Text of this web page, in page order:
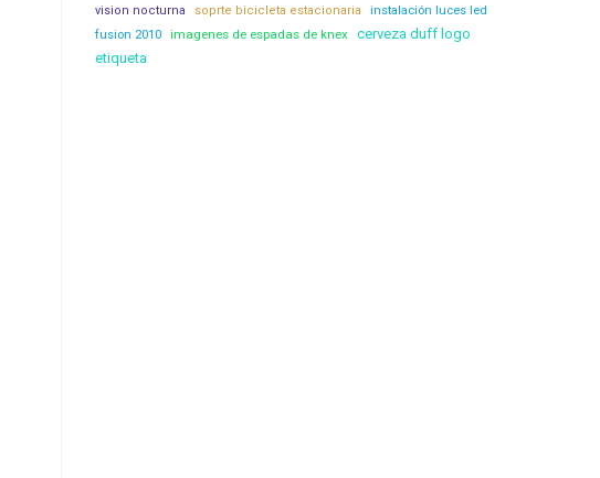
vision nocturna
soprte bicicleta estacionaria
instalación luces led
fusion 2010
imagenes de espadas de knex cerveza duff logo
etiqueta